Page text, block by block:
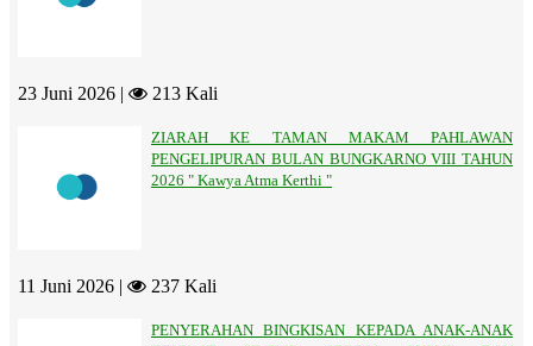
23 Juni 2026 | 213 Kali
ZIARAH KE TAMAN MAKAM PAHLAWAN
PENGELIPURAN BULAN BUNGKARNO VIII TAHUN
2026 " Kawya Atma Kerthi "
11 Juni 2026 | 237 Kali
PENYERAHAN BINGKISAN KEPADA ANAK-ANAK